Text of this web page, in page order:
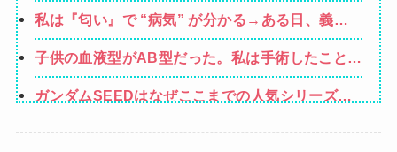
れない。嫁のせいでアトピー悪化しそう→
私は『匂い』で “病気” が分かる→ある日、義弟
嫁の子供から「ガンの匂い」がし始めたので、夫
経由で「ガンではないか」と伝えたら怒って絶
縁、その結果・・・
子供の血液型がAB型だった。私は手術したことあ
るからA型で合ってるし…旦那(O型)の血液型を調
べてみよう」→ 結果・・・
ガンダムSEEDはなぜここまでの人気シリーズと
【悲報】ショートスリーパー堀さん、対面で高須